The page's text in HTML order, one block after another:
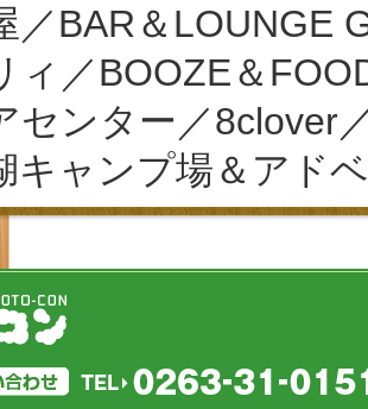
／BAR＆LOUNGE
ィ／BOOZE＆
センター／8clover
キャンプ場＆アド